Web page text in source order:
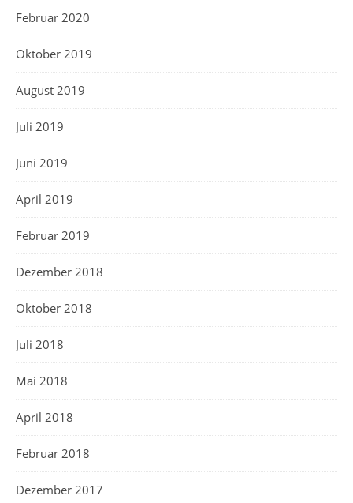
Februar 2020
Oktober 2019
August 2019
Juli 2019
Juni 2019
April 2019
Februar 2019
Dezember 2018
Oktober 2018
Juli 2018
Mai 2018
April 2018
Februar 2018
Dezember 2017